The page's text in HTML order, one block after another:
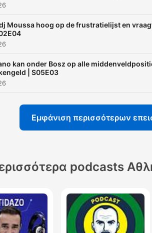
Moussa hoog op de frustratielijst en
kan onder Bosz op alle
| S05E03
Εμφάνιση περισσότερων
podcasts